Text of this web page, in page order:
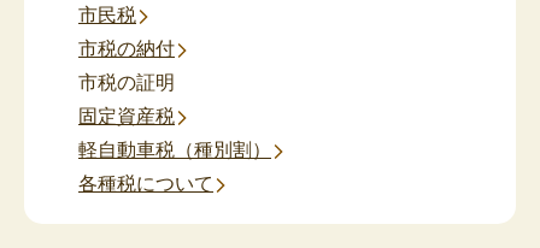
市民税
市税の納付
市税の証明
固定資産税
軽自動車税（種別割）
各種税について